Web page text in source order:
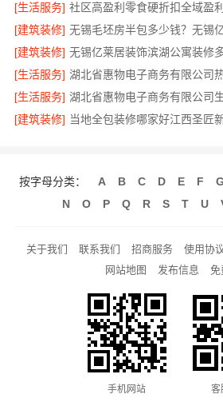
[生活服务] 社区高盈利零食硬折扣全域盈
[建筑装修] 无锡毛坯房半包多少钱？无锡
[建筑装修] 无锡亿莱居装饰滨湖公寓装修
[生活服务] 湖北省惠物电子商务有限公司
[生活服务] 湖北省惠物电子商务有限公司
[建筑装修]
按字母分类： A B C D E F G
N
O P Q R S T U
关于我们 联系我们 招商服务 使用协
网站地图
发布信息 免
手机网站 客